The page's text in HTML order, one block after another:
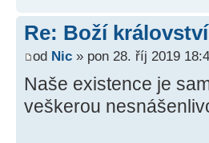
Re: Boží království
od Nic » pon 28. říj 2019
Naše existence je
veškerou